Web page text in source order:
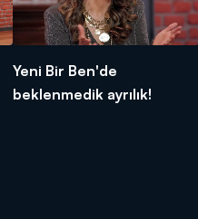
Yeni Bir Ben'de
beklenmedik ayrılık!